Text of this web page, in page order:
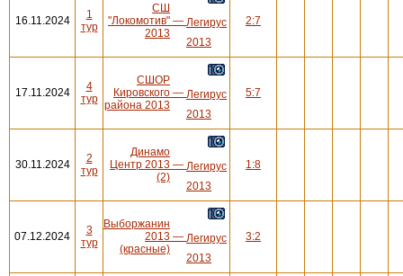
16.11.2024
1
тур
СШ
"Локомотив"
2013
— Легирус
2013
2:7
17.11.2024
4
тур
СШОР
Кировского
района 2013
— Легирус
2013
5:7
30.11.2024
2
тур
Динамо
Центр 2013
(2)
— Легирус
2013
1:8
07.12.2024
3
тур
Выборжанин
2013
(красные)
— Легирус
2013
3:2